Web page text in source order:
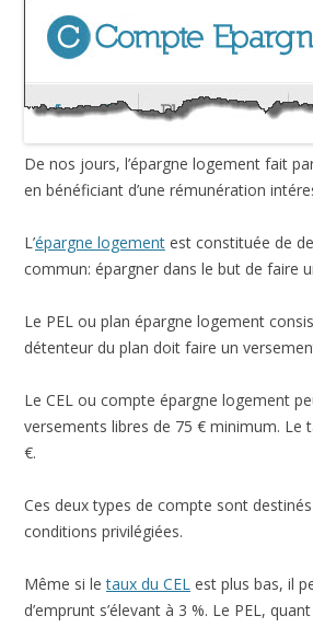
De nos jours, l’épargne logement fait
en bénéficiant d’une rémunération
L’épargne logement est constituée de
commun: épargner dans le but de faire
Le PEL ou plan épargne logement
détenteur du plan doit faire un
Le CEL ou compte épargne logement
versements libres de 75 € minimum. Le
€.
Ces deux types de compte sont
conditions privilégiées.
Même si letaux du CEL est plus bas, il
d’emprunt s’élevant à 3 %. Le PEL,